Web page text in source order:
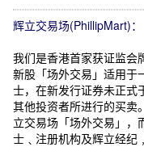
辉立交易场(PhillipMart)：
我们是香港首家获证监会
新股「场外交易」适用于
士，在新发行证券未正式
其他投资者所进行的买卖
立交易场「场外交易」，
士﹑注册机构及辉立经纪